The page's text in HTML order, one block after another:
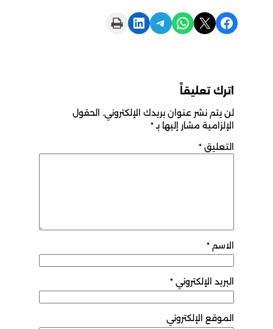
Share on Facebook
Share on X
Share on WhatsApp
Share on Telegram
Share on LinkedIn
Print this Page
اترك تعليقاً
لن يتم نشر عنوان بريدك الإلكتروني. الحقول
الإلزامية مشار إليها بـ*
التعليق *
الاسم *
البريد الإلكتروني *
الموقع الإلكتروني